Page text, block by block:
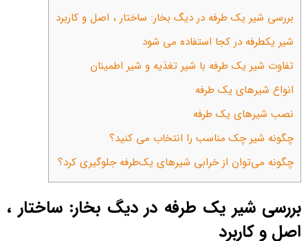
بررسی شیر یک طرفه در دیگ بخار: ساختار ، اصل و کاربرد
شیر یکطرفه در کجا استفاده می شود
تفاوت شیر یک طرفه با شیر تغذیه و شیر اطمینان
انواع شیرهای یک طرفه
نصب شیرهای یک طرفه
چگونه شیر چک مناسب را انتخاب می کنید؟
چگونه می‌توان از خرابی شیرهای یک‌طرفه جلوگیری کرد؟
بررسی شیر یک طرفه در دیگ بخار: ساختار ،
اصل و کاربرد